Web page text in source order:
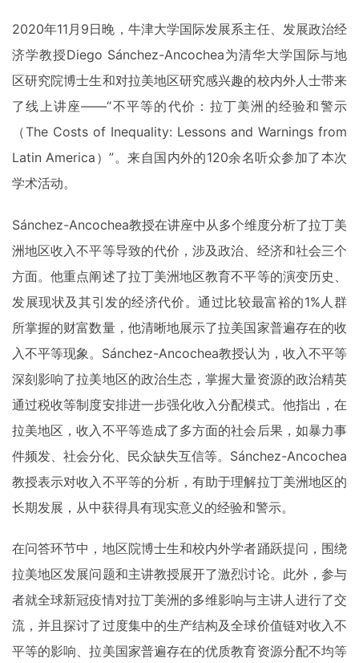
2020年11月9日晚，牛津大学国际发展系主任、发展政治经
济学教授Diego Sánchez-Ancochea为清华大学国际与地
区研究院博士生和对拉美地区研究感兴趣的校内外人士带来
了线上讲座——“不平等的代价：拉丁美洲的经验和警示
（The Costs of Inequality: Lessons and Warnings from
Latin America）”。来自国内外的120余名听众参加了本次
学术活动。
Sánchez-Ancochea教授在讲座中从多个维度分析了拉丁美
洲地区收入不平等导致的代价，涉及政治、经济和社会三个
方面。他重点阐述了拉丁美洲地区教育不平等的演变历史、
发展现状及其引发的经济代价。通过比较最富裕的1%人群
所掌握的财富数量，他清晰地展示了拉美国家普遍存在的收
入不平等现象。Sánchez-Ancochea教授认为，收入不平等
深刻影响了拉美地区的政治生态，掌握大量资源的政治精英
通过税收等制度安排进一步强化收入分配模式。他指出，在
拉美地区，收入不平等造成了多方面的社会后果，如暴力事
件频发、社会分化、民众缺失互信等。Sánchez-Ancochea
教授表示对收入不平等的分析，有助于理解拉丁美洲地区的
长期发展，从中获得具有现实意义的经验和警示。
在问答环节中，地区院博士生和校内外学者踊跃提问，围绕
拉美地区发展问题和主讲教授展开了激烈讨论。此外，参与
者就全球新冠疫情对拉丁美洲的多维影响与主讲人进行了交
流，并且探讨了过度集中的生产结构及全球价值链对收入不
平等的影响、拉美国家普遍存在的优质教育资源分配不均等